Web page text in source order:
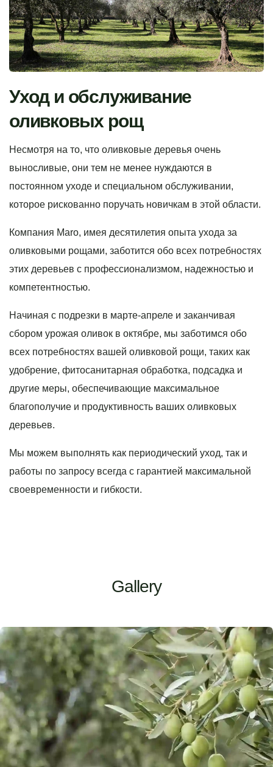
Уход и обслуживание
оливковых рощ
Несмотря на то, что оливковые деревья очень
выносливые, они тем не менее нуждаются в
постоянном уходе и специальном обслуживании,
которое рискованно поручать новичкам в этой области.
Компания Maro, имея десятилетия опыта ухода за
оливковыми рощами, заботится обо всех потребностях
этих деревьев с профессионализмом, надежностью и
компетентностью.
Начиная с подрезки в марте-апреле и заканчивая
сбором урожая оливок в октябре, мы заботимся обо
всех потребностях вашей оливковой рощи, таких как
удобрение, фитосанитарная обработка, подсадка и
другие меры, обеспечивающие максимальное
благополучие и продуктивность ваших оливковых
деревьев.
Мы можем выполнять как периодический уход, так и
работы по запросу всегда с гарантией максимальной
своевременности и гибкости.
Gallery